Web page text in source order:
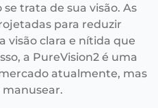
trata de sua visão. As
para reduzir
visão clara e nítida que
a PureVision2 é uma
atualmente, mas